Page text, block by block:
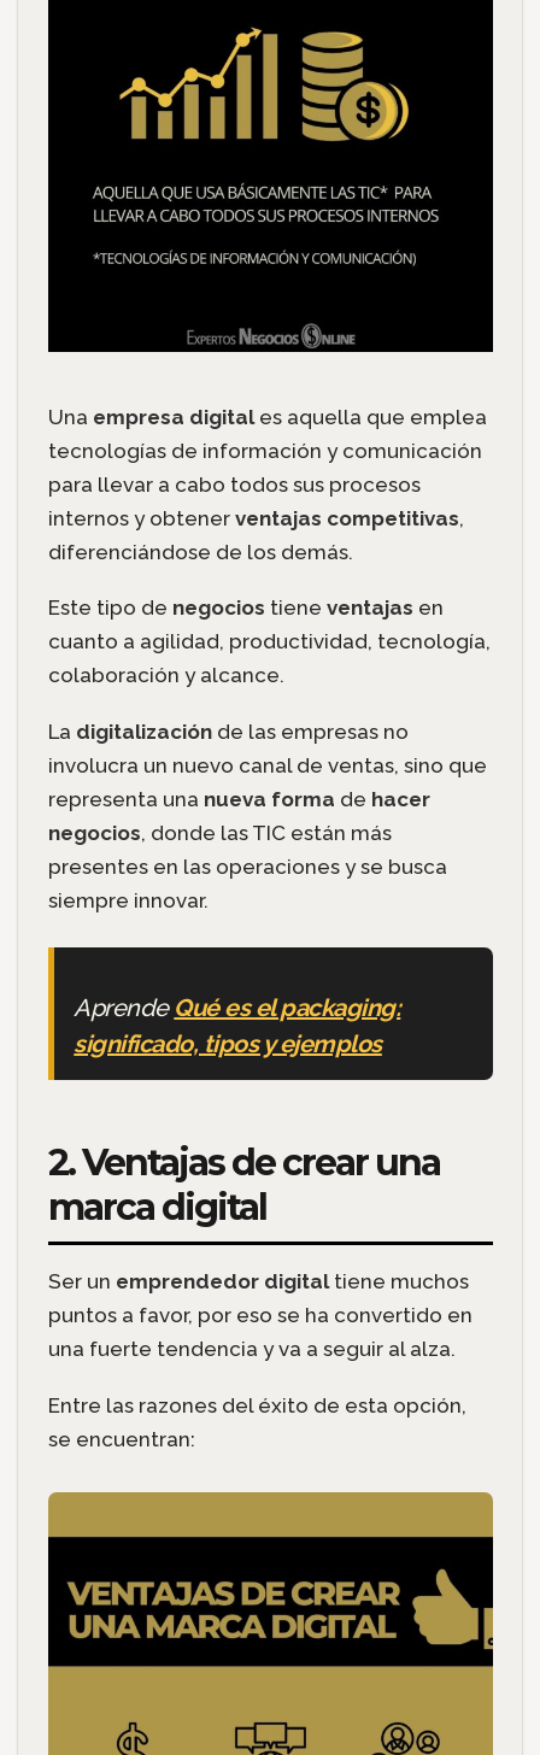
Una empresa digital es aquella que emplea
tecnologías de información y comunicación
para llevar a cabo todos sus procesos
internos y obtener ventajas competitivas,
diferenciándose de los demás.
Este tipo de negocios tiene ventajas en
cuanto a agilidad, productividad, tecnología,
colaboración y alcance.
La digitalización de las empresas no
involucra un nuevo canal de ventas, sino que
representa una nueva forma de hacer
negocios, donde las TIC están más
presentes en las operaciones y se busca
siempre innovar.
Aprende Qué es el packaging:
significado, tipos y ejemplos
2. Ventajas de crear una
marca digital
Ser un emprendedor digital tiene muchos
puntos a favor, por eso se ha convertido en
una fuerte tendencia y va a seguir al alza.
Entre las razones del éxito de esta opción,
se encuentran: